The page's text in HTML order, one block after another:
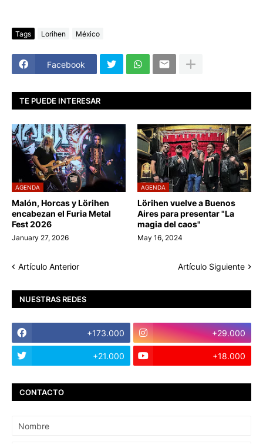
Tags Lorihen México
Facebook
TE PUEDE INTERESAR
AGENDA
Malón, Horcas y Lörihen
encabezan el Furia Metal
Fest 2026
January 27, 2026
AGENDA
Lörihen vuelve a Buenos
Aires para presentar "La
magia del caos"
May 16, 2024
Artículo Anterior Artículo Siguiente
NUESTRAS REDES
+173.000 +29.000
+21.000 +18.000
CONTACTO